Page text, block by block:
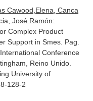
Cawood,Elena, Canca
José Ramón:
Complex Product
Support in Smes. Pag.
Conference
Reino Unido.
University of
128-2